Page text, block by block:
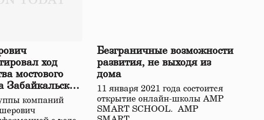
ход
мостового
Забайкальской
компаний
Безграничные возможности
развития, не выходя из
дома
11 января 2021 года состоится
открытие онлайн-школы АМР
SMART SCHOOL. АМР